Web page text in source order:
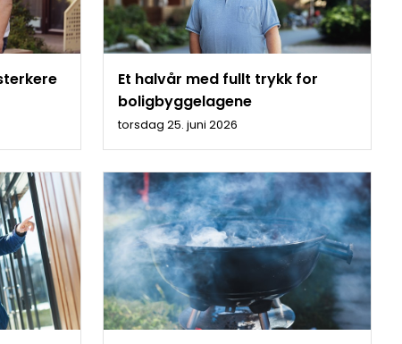
Et halvår med fullt trykk for
boligbyggelagene
torsdag 25. juni 2026